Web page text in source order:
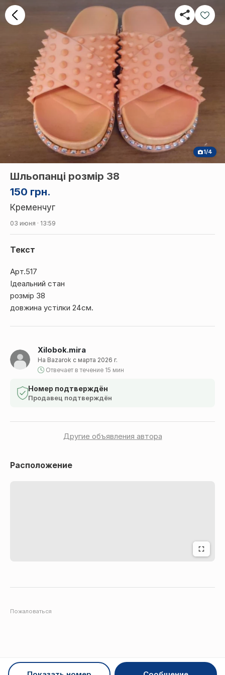
1/4
150 грн.
Шльопанці розмір 38
Кременчуг
03 июня · 13:59
Xilobok.mira
На Bazarok с марта 2026 г.
Отвечает в течение 15 мин
Номер подтверждён
Продавец подтверждён
Другие объявления автора
Текст
Арт.517
Ідеальний стан
розмір 38
довжина устілки 24см.
Расположение
Пожаловаться